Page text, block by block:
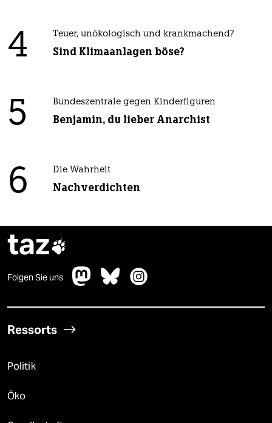
4 Teuer, unökologisch und krankmachend?
Sind Klimaanlagen böse?
5 Bundeszentrale gegen Kinderfiguren
Benjamin, du lieber Anarchist
6 Die Wahrheit
Nachverdichten
taz
Folgen Sie uns
Ressorts
Politik
Öko